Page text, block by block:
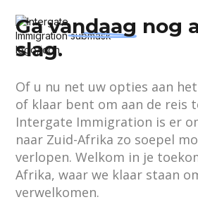
Gavandaag nog
slag.
Of u nu net uw opties aan
of klaar bent om aan de reis
Intergate Immigration is er
naar Zuid-Afrika zo soepel
verlopen. Welkom in je
Afrika, waar we klaar staan
verwelkomen.